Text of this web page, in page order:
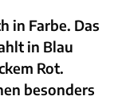
in Farbe. Das
in Blau
Rot.
besonders